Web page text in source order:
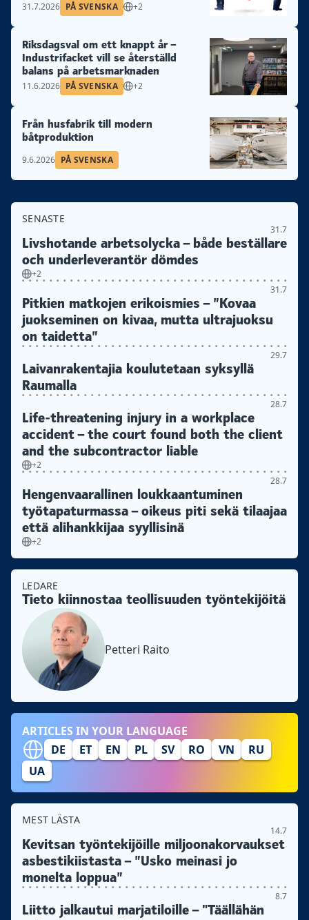
31.7.2026 PÅ SVENSKA +2
Riksdagsval om ett knappt år –
Industrifacket vill se återställd
balans på arbetsmarknaden
11.6.2026 PÅ SVENSKA +2
Från husfabrik till modern
båtproduktion
9.6.2026 PÅ SVENSKA
SENASTE
31.7
Livshotande arbetsolycka – både beställare
och underleverantör dömdes
+2
31.7
Pitkien matkojen erikoismies – ”Kovaa
juokseminen on kivaa, mutta ultrajuoksu
on taidetta”
29.7
Laivanrakentajia koulutetaan syksyllä
Raumalla
28.7
Life-threatening injury in a workplace
accident – the court found both the client
and the subcontractor liable
+2
28.7
Hengenvaarallinen loukkaantuminen
työtapaturmassa – oikeus piti sekä tilaajaa
että alihankkijaa syyllisinä
+2
LEDARE
Tieto kiinnostaa teollisuuden työntekijöitä
Petteri Raito
ARTICLES IN YOUR LANGUAGE
DE
ET EN PL SV RO VN
RU
UA
MEST LÄSTA
14.7
Kevitsan työntekijöille miljoonakorvaukset
asbestikiistasta – ”Usko meinasi jo
monelta loppua”
8.7
Liitto jalkautui marjatiloille – "Täällähän